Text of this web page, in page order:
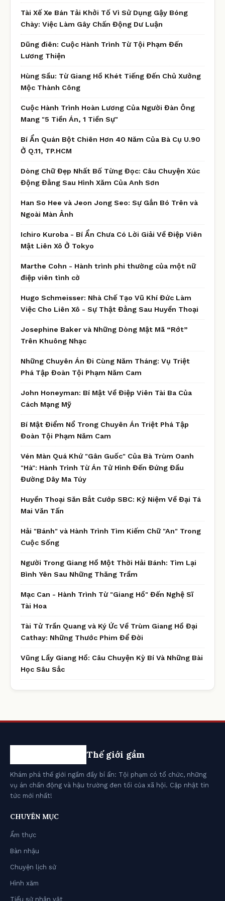
Tài Xế Xe Bán Tải Khởi Tố Vì Sử Dụng Gậy Bóng
Chày: Việc Làm Gây Chấn Động Dư Luận
Dũng điên: Cuộc Hành Trình Từ Tội Phạm Đến
Lương Thiện
Hùng Sầu: Từ Giang Hồ Khét Tiếng Đến Chủ Xưởng
Mộc Thành Công
Cuộc Hành Trình Hoàn Lương Của Người Đàn Ông
Mang "5 Tiền Án, 1 Tiền Sự"
Bí Ẩn Quán Bột Chiên Hơn 40 Năm Của Bà Cụ U.90
Ở Q.11, TP.HCM
Dòng Chữ Đẹp Nhất Bố Từng Đọc: Câu Chuyện Xúc
Động Đằng Sau Hình Xăm Của Anh Sơn
Han So Hee và Jeon Jong Seo: Sự Gắn Bó Trên và
Ngoài Màn Ảnh
Ichiro Kuroba - Bí Ẩn Chưa Có Lời Giải Về Điệp Viên
Mật Liên Xô Ở Tokyo
Marthe Cohn - Hành trình phi thường của một nữ
điệp viên tình cờ
Hugo Schmeisser: Nhà Chế Tạo Vũ Khí Đức Làm
Việc Cho Liên Xô - Sự Thật Đằng Sau Huyền Thoại
Josephine Baker và Những Dòng Mật Mã “Rớt”
Trên Khuông Nhạc
Những Chuyên Án Đi Cùng Năm Tháng: Vụ Triệt
Phá Tập Đoàn Tội Phạm Năm Cam
John Honeyman: Bí Mật Về Điệp Viên Tài Ba Của
Cách Mạng Mỹ
Bí Mật Điểm Nổ Trong Chuyên Án Triệt Phá Tập
Đoàn Tội Phạm Năm Cam
Vén Màn Quá Khứ "Gân Guốc" Của Bà Trùm Oanh
"Hà": Hành Trình Từ Án Tử Hình Đến Đứng Đầu
Đường Dây Ma Túy
Huyền Thoại Săn Bắt Cướp SBC: Kỷ Niệm Về Đại Tá
Mai Văn Tấn
Hải "Bánh" và Hành Trình Tìm Kiếm Chữ "An" Trong
Cuộc Sống
Người Trong Giang Hồ Một Thời Hải Bánh: Tìm Lại
Bình Yên Sau Những Thăng Trầm
Mạc Can - Hành Trình Từ "Giang Hồ" Đến Nghệ Sĩ
Tài Hoa
Tài Tử Trần Quang và Ký Ức Về Trùm Giang Hồ Đại
Cathay: Những Thước Phim Để Đời
Vũng Lầy Giang Hồ: Câu Chuyện Kỳ Bí Và Những Bài
Học Sâu Sắc
Thế giới gầm
Khám phá thế giới ngầm đầy bí ẩn: Tội phạm có tổ chức, những
vụ án chấn động và hậu trường đen tối của xã hội. Cập nhật tin
tức mới nhất!
CHUYÊN MỤC
Ẩm thực
Bàn nhậu
Chuyện lịch sử
Hình xăm
Tiểu sử nhân vật